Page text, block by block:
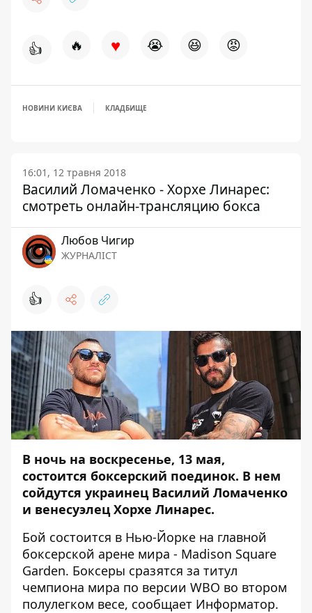
👍 🔥 ♥ 😭 😆 😡
НОВИНИ КИЄВА КЛАДБИЩЕ
16:01, 12 травня 2018
Василий Ломаченко - Хорхе Линарес:
смотреть онлайн-трансляцию бокса
Любов Чигир
ЖУРНАЛІСТ
👍
В ночь на воскресенье, 13 мая,
состоится боксерский поединок. В нем
сойдутся украинец Василий Ломаченко
и венесуэлец Хорхе Линарес.
Бой состоится в Нью-Йорке на главной
боксерской арене мира - Madison Square
Garden. Боксеры сразятся за титул
чемпиона мира по версии WBO во втором
полулегком весе, сообщает Информатор.